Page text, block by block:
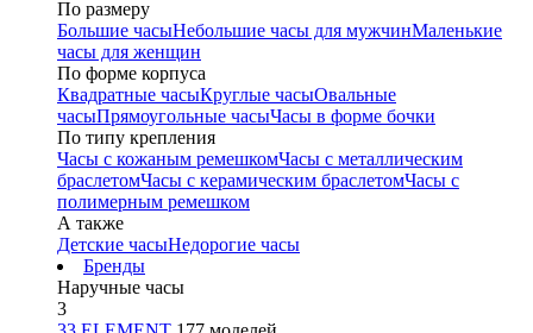
По размеру
Большие часыНебольшие часы для мужчинМаленькие
часы для женщин
По форме корпуса
Квадратные часыКруглые часыОвальные
часыПрямоугольные часыЧасы в форме бочки
По типу крепления
Часы с кожаным ремешкомЧасы с металлическим
браслетомЧасы с керамическим браслетомЧасы с
полимерным ремешком
А также
Детские часыНедорогие часы
Бренды
Наручные часы
3